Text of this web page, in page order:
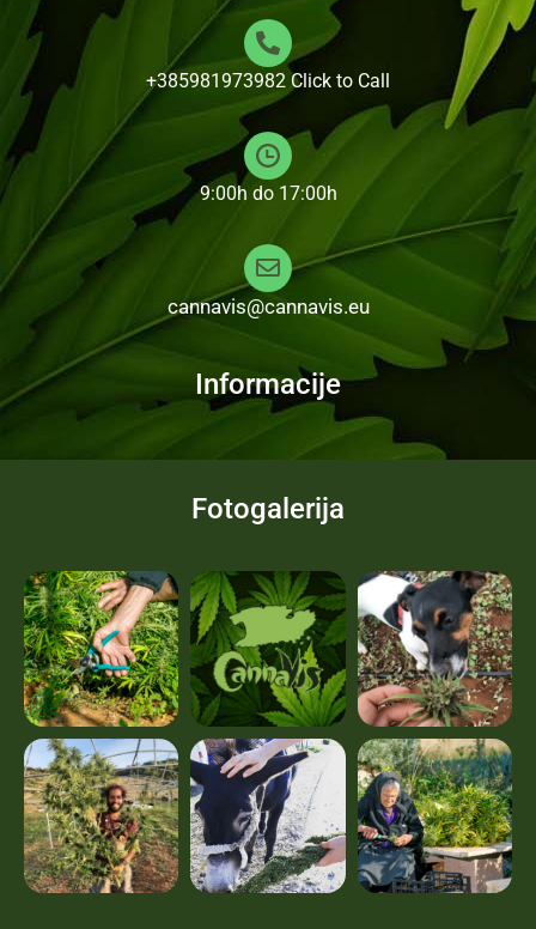
+385981973982 Click to Call
9:00h do 17:00h
cannavis@cannavis.eu
Informacije
Fotogalerija